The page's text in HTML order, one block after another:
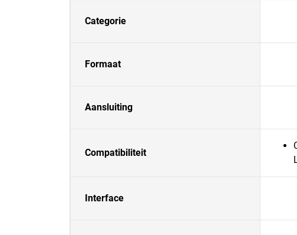
Categorie
Formaat
Aansluiting
Compatibiliteit
Interface